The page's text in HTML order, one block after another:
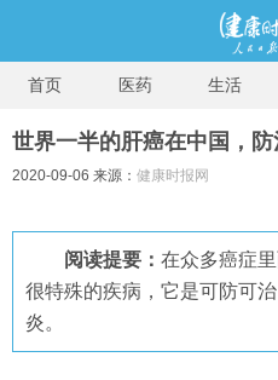
首页 医药 生活
世界一半的肝癌在中国，
2020-09-06 来源： 健康时报网
阅读提要： 在众多癌症
很特殊的疾病，它是可防可
炎。